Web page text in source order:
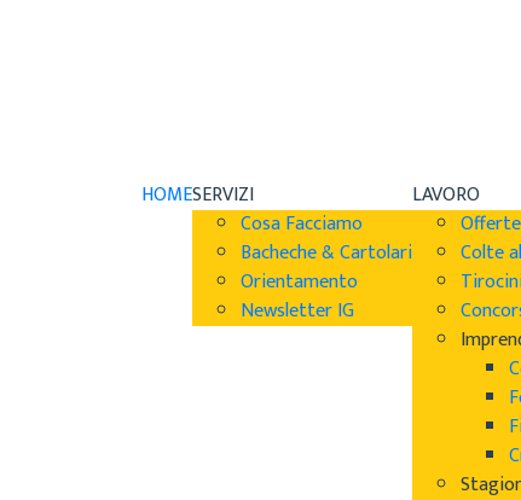
HOMESERVIZI
Cosa Facciamo
Bacheche & Cartolari
Orientamento
Newsletter IG
LAVORO
Offerte
Colte